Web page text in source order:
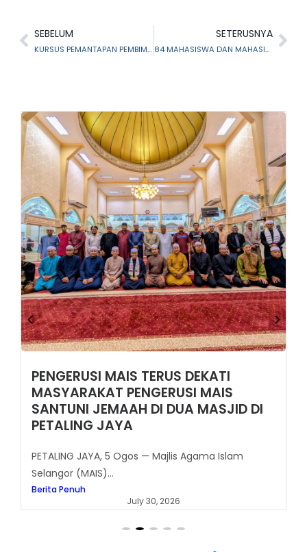
SEBELUM
KURSUS PEMANTAPAN PEMBIMBING RIQAB NEGERI SELANGOR SIRI 1/2024
SETERUSNYA
84 MAHASISWA DAN MAHASISWI UNIVERSITI ISLAM ANTARABANGSA MALAYSIA (UIAM) TIMBA PENGALAMAN DI MAIS
PENGERUSI MAIS TERUS DEKATI
MASYARAKAT PENGERUSI MAIS
SANTUNI JEMAAH DI DUA MASJID DI
PETALING JAYA
PETALING JAYA, 5 Ogos — Majlis Agama Islam
Selangor (MAIS)...
Berita Penuh
July 30, 2026